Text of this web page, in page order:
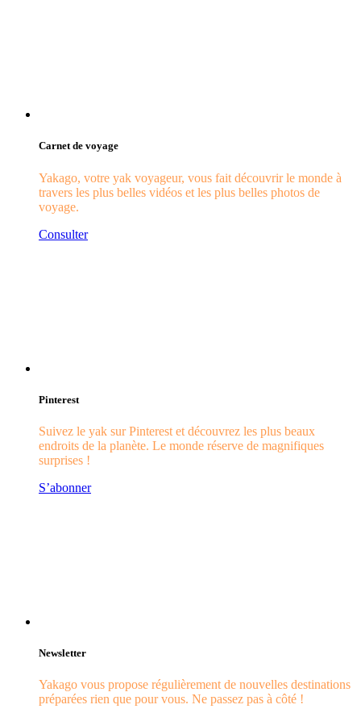
Carnet de voyage
Yakago, votre yak voyageur, vous fait découvrir le monde à
travers les plus belles vidéos et les plus belles photos de
voyage.
Consulter
Pinterest
Suivez le yak sur Pinterest et découvrez les plus beaux
endroits de la planète. Le monde réserve de magnifiques
surprises !
S’abonner
Newsletter
Yakago vous propose régulièrement de nouvelles destinations
préparées rien que pour vous. Ne passez pas à côté !